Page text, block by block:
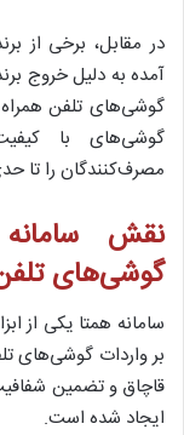
در مقابل، برخی از
آمده به دلیل خروج
گوشی‌های تلفن همراه
گوشی‌های با
مصرف‌کنندگان را تا
نقش
گوشی‌های
سامانه همتا یکی از
بر واردات گوشی‌های
قاچاق و تضمین
ایجاد شده است.